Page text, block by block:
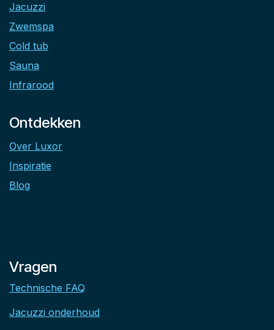
Jacuzzi
Zwemspa
Cold tub
Sauna
Infrarood
Ontdekken
Over Luxor
Inspiratie
Blog
Vragen
Technische FAQ
Jacuzzi onderhoud